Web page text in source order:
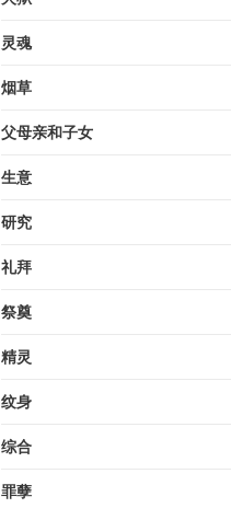
灵魂
烟草
父母亲和子女
生意
研究
礼拜
祭奠
精灵
纹身
综合
罪孽